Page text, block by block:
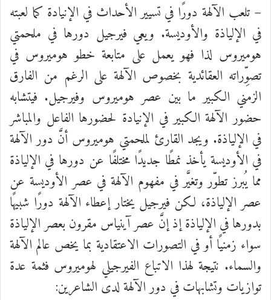
– تلعب الآلهة دورًا في تسيير الأحداث في الإنيادة كما لعبته
في الإلياذة والأوديسة. ويعي فيرجيل دورها في ملحمتي
هوميروس لذا فهو يعمل على متابعة خطو هوميروس في
تصوِّراته العقائدية بخصوص الآلهة على الرغم من الفارق
الزمني الكبير ما بين عصر هوميروس وفيرجيل. فيتشابه
حضور الآلهة الكبير في الإنيادة لحضورها الفاعل والمباشر
في الإلياذة. ويجد القارئ لملحمتي هوميروس أنَّ دور الآلهة
في الأوديسة يأخذ نمطًا جديدًا مختلفًا عن دورها في الإلياذة
مما يُبرز تطوّر وتغيَّر في مفهوم الآلهة في عصر الأوديسة عن
عصر الإلياذة، لكن فيرجيل يختار إعطاء الآلهة دورًا شبيهًا
بدورها في الإلياذة إذ إنَّ عصر آينياس مقرون بعصر الإلياذة
سواء زمنيًا أو في التصورات الاعتقادية بما يخص عالم الآلهة
والسماء. نتيجة لهذا الاتباع الفيرجيلي لهوميروس فثمة عدة
توازيات وتشابهات في دور الآلهة لدى الشاعرين: